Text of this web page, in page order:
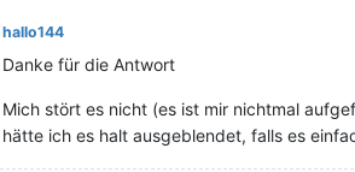
hallo144
Danke für die Antwort
Mich stört es nicht (es ist mir nichtmal
hätte ich es halt ausgeblendet, falls es